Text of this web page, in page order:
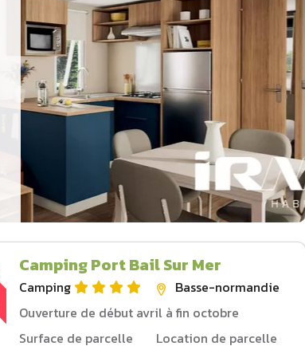
Camping Port Bail Sur Mer
Camping
Basse-normandie
Ouverture de début avril à fin octobre
Surface de parcelle
Location de parcelle